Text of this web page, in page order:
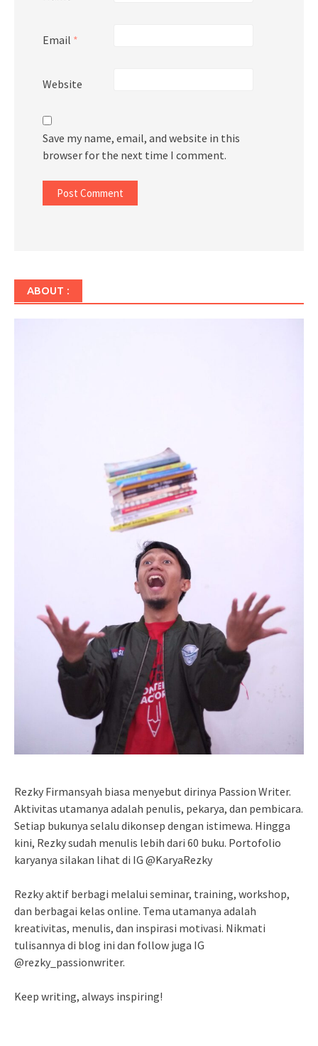
Email *
Website
Save my name, email, and website in this
browser for the next time I comment.
ABOUT :
Rezky Firmansyah biasa menyebut dirinya Passion Writer.
Aktivitas utamanya adalah penulis, pekarya, dan pembicara.
Setiap bukunya selalu dikonsep dengan istimewa. Hingga
kini, Rezky sudah menulis lebih dari 60 buku. Portofolio
karyanya silakan lihat di IG @KaryaRezky
Rezky aktif berbagi melalui seminar, training, workshop,
dan berbagai kelas online. Tema utamanya adalah
kreativitas, menulis, dan inspirasi motivasi. Nikmati
tulisannya di blog ini dan follow juga IG
@rezky_passionwriter.
Keep writing, always inspiring!